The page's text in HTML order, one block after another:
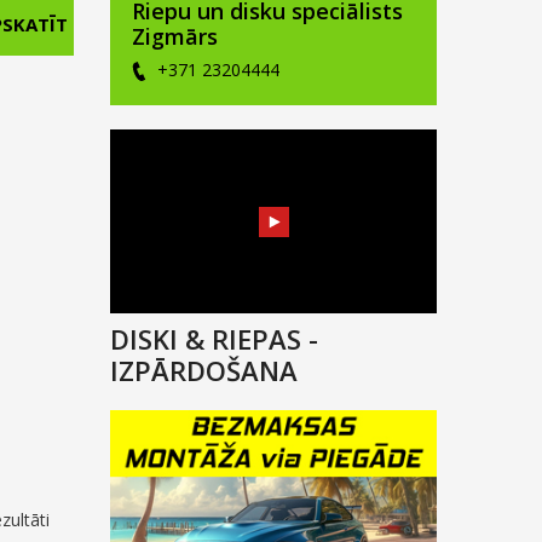
Riepu un disku speciālists
Zigmārs
+371 23204444
DISKI & RIEPAS -
IZPĀRDOŠANA